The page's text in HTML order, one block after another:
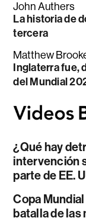
John Authers
La historia de
tercera
Matthew
Inglaterra fue,
del Mundial
¿Qué hay
intervención
parte de EE.
Copa Mundial
batalla de las